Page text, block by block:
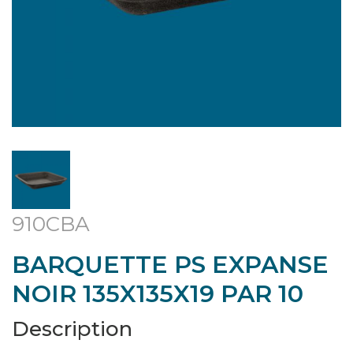
910CBA
BARQUETTE PS EXPANSE
NOIR 135X135X19 PAR 10
Description